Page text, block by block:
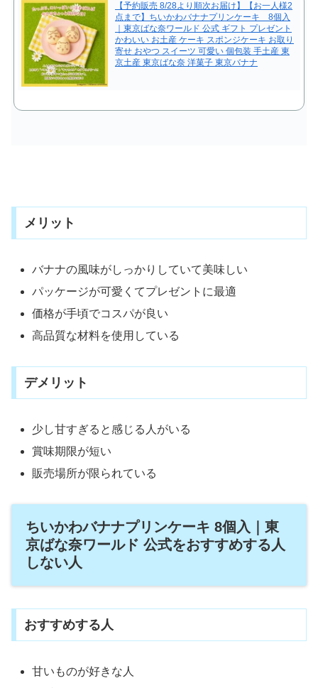
【予約販売 8/28より順次お届け】【お一人様2
点まで】ちいかわバナナプリンケーキ 8個入
｜東京ばな奈ワールド 公式 ギフト プレゼント
かわいい お土産 ケーキ スポンジケーキ お取り
寄せ おやつ スイーツ 可愛い 個包装 手土産 東
京土産 東京ばな奈 洋菓子 東京バナナ
メリット
バナナの風味がしっかりしていて美味しい
パッケージが可愛くてプレゼントに最適
価格が手頃でコスパが良い
高品質な材料を使用している
デメリット
少し甘すぎると感じる人がいる
賞味期限が短い
販売場所が限られている
ちいかわバナナプリンケーキ 8個入｜東
京ばな奈ワールド 公式をおすすめする人
しない人
おすすめする人
甘いものが好きな人